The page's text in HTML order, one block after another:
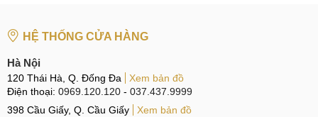
HỆ THỐNG CỬA HÀNG
Hà Nội
120 Thái Hà, Q. Đống Đa
Xem bản đồ
Điện thoại: 0969.120.120 - 037.437.9999
398 Cầu Giấy, Q. Cầu Giấy
Xem bản đồ